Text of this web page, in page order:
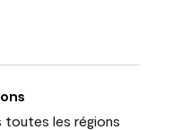
toutes les régions